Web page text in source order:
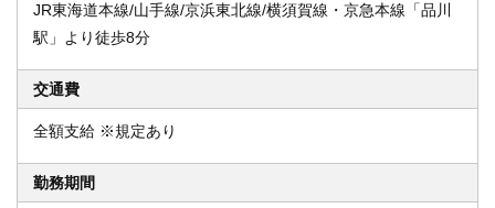
JR東海道本線/山手線/京浜東北線/横須賀線・京急本線「品川
駅」より徒歩8分
交通費
全額支給 ※規定あり
勤務期間